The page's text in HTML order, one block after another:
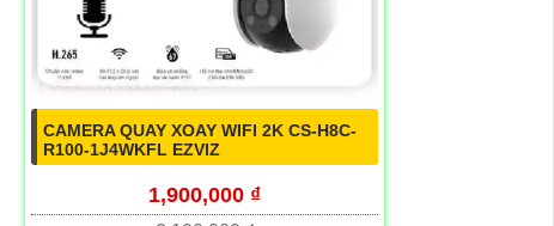
CAMERA QUAY XOAY WIFI 2K CS-H8C-
R100-1J4WKFL EZVIZ
1,900,000 ₫